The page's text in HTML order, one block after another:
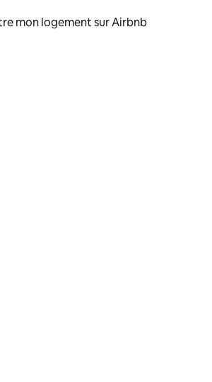
mon logement sur Airbnb